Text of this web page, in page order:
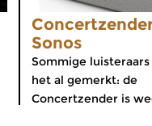
Sonos
Sommige
het al gemerkt: de
Concertzender is